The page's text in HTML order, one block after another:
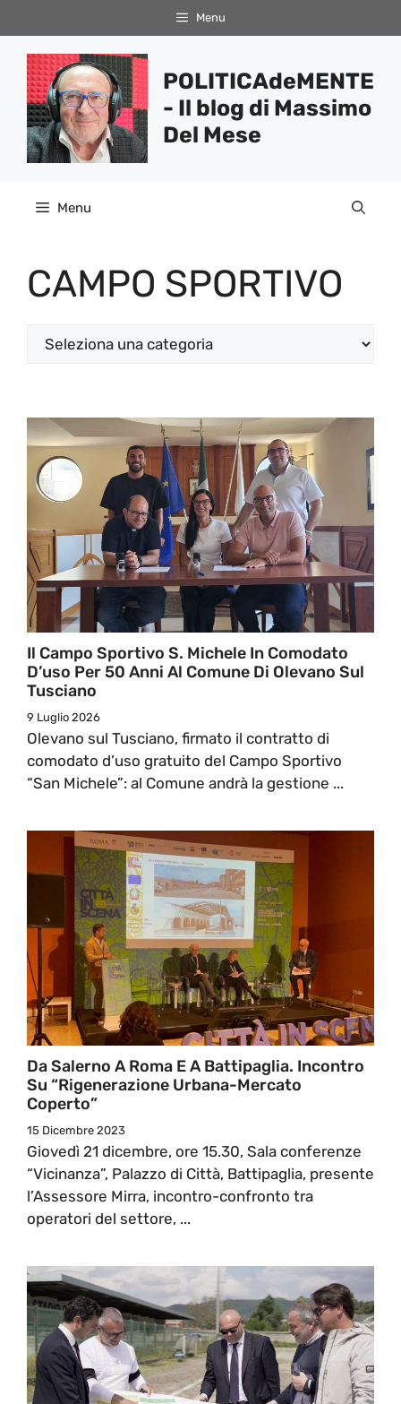
al
contenuto
Menu
POLITICAdeMENTE
- Il blog di Massimo
Del Mese
Menu
CAMPO SPORTIVO
Categorie
Il Campo Sportivo S. Michele In Comodato
D’uso Per 50 Anni Al Comune Di Olevano Sul
Tusciano
9 Luglio 2026
Olevano sul Tusciano, firmato il contratto di
comodato d’uso gratuito del Campo Sportivo
“San Michele”: al Comune andrà la gestione ...
Da Salerno A Roma E A Battipaglia. Incontro
Su “Rigenerazione Urbana-Mercato
Coperto”
15 Dicembre 2023
Giovedì 21 dicembre, ore 15.30, Sala conferenze
“Vicinanza”, Palazzo di Città, Battipaglia, presente
l’Assessore Mirra, incontro-confronto tra
operatori del settore, ...